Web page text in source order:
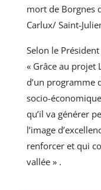
mort de Borgnes
Carlux/ Saint-
Selon le Président
« Grâce au projet
d’un programme
socio-
qu’il va générer
l’image
renforcer et qui
vallée » .